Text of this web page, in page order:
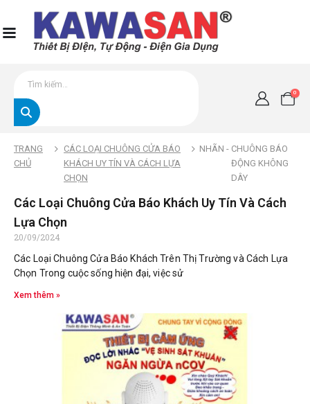
0
TRANG
CHỦ
CÁC LOẠI CHUÔNG CỬA BÁO
KHÁCH UY TÍN VÀ CÁCH LỰA
CHỌN
NHÃN - CHUÔNG BÁO
ĐỘNG KHÔNG
DÂY
Các Loại Chuông Cửa Báo Khách Uy Tín Và Cách
Lựa Chọn
20/09/2024
Các Loại Chuông Cửa Báo Khách Trên Thị Trường và Cách Lựa
Chọn Trong cuộc sống hiện đại, việc sử
Xem thêm »